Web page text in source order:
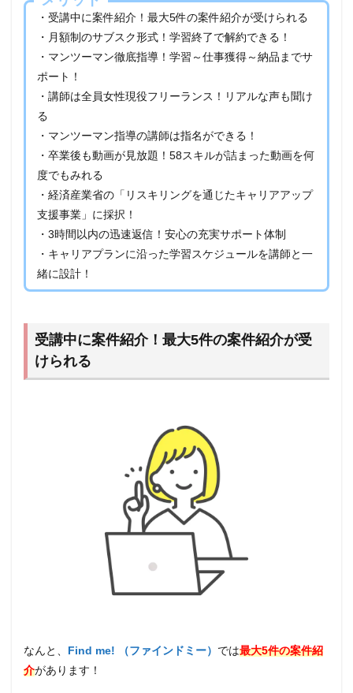
全未
経験
Find
me!
（フ
ァイ
ンド
ミ
はこ
んな
人に
おす
すめ
me!
（フ
ァイ
ァイ
ンド
・受講中に案件紹介！最大5件の案件紹介が受けられる
・月額制のサブスク形式！学習終了で解約できる！
・マンツーマン徹底指導！学習～仕事獲得～納品までサ
ポート！
・講師は全員女性現役フリーランス！リアルな声も聞け
る
・マンツーマン指導の講師は指名ができる！
・卒業後も動画が見放題！58スキルが詰まった動画を何
度でもみれる
・経済産業省の「リスキリングを通じたキャリアアップ
支援事業」に採択！
・3時間以内の迅速返信！安心の充実サポート体制
・キャリアプランに沿った学習スケジュールを講師と一
緒に設計！
受講中に案件紹介！最大5件の案件紹介が受
けられる
なんと、 Find me! （ファインドミー） では最大5件の案件紹
介があります！